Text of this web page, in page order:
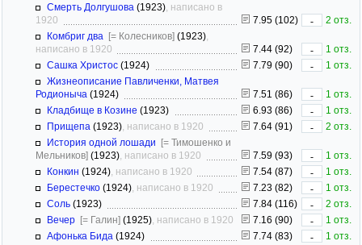
Смерть Долгушова (1923) , написано в
1920
7.95 (102) -
2 отз.
Комбриг два [= Колесников] (1923)
написано в 1920
7.44 (92) -
1 отз.
Сашка Христос (1924) 7.79 (90) -
1 отз.
Жизнеописание Павличенки, Матвея
Родионыча (1924) 7.51 (86) -
1 отз.
Кладбище в Козине (1923) 6.93 (86) -
1 отз.
Прищепа (1923) , написано в 1920 7.64 (91) -
2 отз.
История одной лошади [= Тимошенко и
Мельников] (1923) , написано в 1920 7.59 (93) -
1 отз.
Конкин (1924) , написано в 1920 7.54 (87) -
1 отз.
Берестечко (1924) , написано в 1920 7.23 (82) -
1 отз.
Соль (1923) 7.84 (116) -
2 отз.
Вечер [= Галин] (1925) , написано в 1920 7.16 (90) -
1 отз.
Афонька Бида (1924) 7.74 (83) -
1 отз.